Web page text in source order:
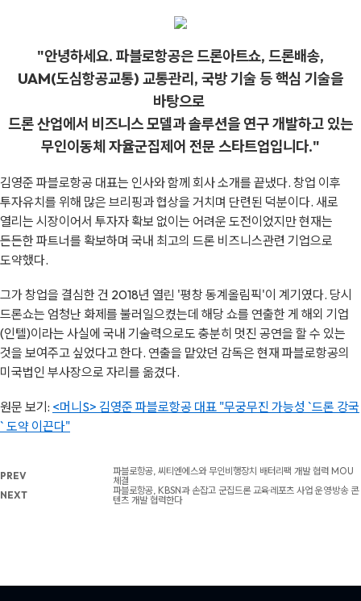
"안녕하세요. 파블로항공은 드론아트쇼, 드론배송,
UAM(도심항공교통) 교통관리, 국방 기술 등 핵심 기술을
바탕으로
드론 산업에서 비즈니스 모델과 솔루션을 연구 개발하고 있는
무인이동체 자율군집제어 전문 스타트업입니다."
김영준 파블로항공 대표는 인사와 함께 회사 소개를 끝냈다. 창업 이후
투자유치를 위해 많은 브리핑과 협상을 거치며 단련된 덕분이다. 새로
열리는 시장이어서 투자자 확보 없이는 어려운 도전이었지만 현재는
든든한 파트너를 확보하며 국내 최고의 드론 비즈니스관련 기업으로
도약했다.
그가 창업을 결심한 건 2018년 열린 '평창 동계올림픽'이 계기였다. 당시
드론쇼는 엄청난 화제를 불러일으켰는데 해당 쇼를 연출한 게 해외 기업
(인텔)이라는 사실에 국내 기술력으로도 충분히 멋진 공연을 할 수 있는
것을 보여주고 싶었다고 한다. 연출을 맡았던 감독은 현재 파블로항공의
미국법인 부사장으로 자리를 옮겼다.
원문 보기: <머니S> 김영준 파블로항공 대표 "무궁무진 가능성 `드론 강국
` 도약 이끈다"
PREV
파블로항공, 씨티엔에스와 무인비행장치 배터리팩 개발 협력 MOU
체결
NEXT
파블로항공, KBSN과 손잡고 군집드론 교육·레포츠 사업 운영·방송 콘
텐츠 개발 협력한다